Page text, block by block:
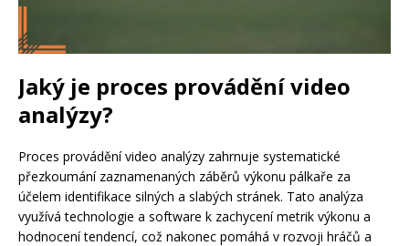
Jaký je proces provádění video
analýzy?
Proces provádění video analýzy zahrnuje systematické
přezkoumání zaznamenaných záběrů výkonu pálkaře za
účelem identifikace silných a slabých stránek. Tato analýza
využívá technologie a software k zachycení metrik výkonu a
hodnocení tendencí, což nakonec pomáhá v rozvoji hráčů a